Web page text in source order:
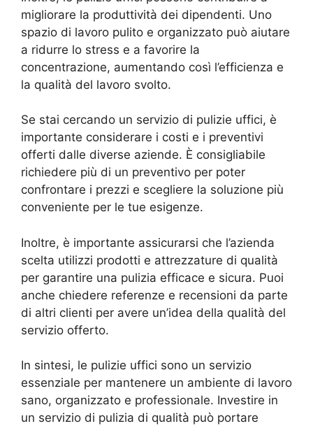
migliorare la produttività dei dipendenti. Uno
spazio di lavoro pulito e organizzato può aiutare
a ridurre lo stress e a favorire la
concentrazione, aumentando così l’efficienza e
la qualità del lavoro svolto.
Se stai cercando un servizio di pulizie uffici, è
importante considerare i costi e i preventivi
offerti dalle diverse aziende. È consigliabile
richiedere più di un preventivo per poter
confrontare i prezzi e scegliere la soluzione più
conveniente per le tue esigenze.
Inoltre, è importante assicurarsi che l’azienda
scelta utilizzi prodotti e attrezzature di qualità
per garantire una pulizia efficace e sicura. Puoi
anche chiedere referenze e recensioni da parte
di altri clienti per avere un’idea della qualità del
servizio offerto.
In sintesi, le pulizie uffici sono un servizio
essenziale per mantenere un ambiente di lavoro
sano, organizzato e professionale. Investire in
un servizio di pulizia di qualità può portare